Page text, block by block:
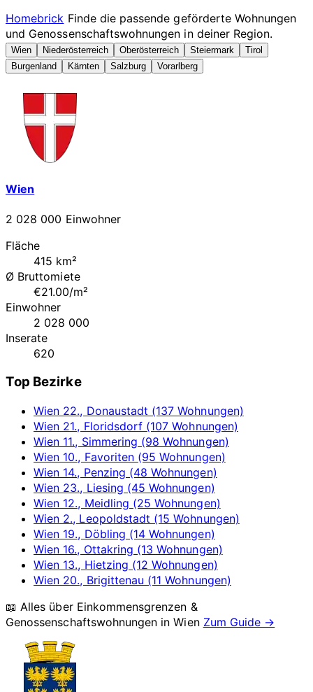
Homebrick Finde die passende geförderte Wohnungen
und Genossenschaftswohnungen in deiner Region.
Wien Niederösterreich Oberösterreich Steiermark
Tirol
Burgenland
Kärnten Salzburg Vorarlberg
Wien
2 028 000 Einwohner
Fläche
415 km²
Ø Bruttomiete
€21.00/m²
Einwohner
2 028 000
Inserate
620
Top Bezirke
Wien 22., Donaustadt (137 Wohnungen)
Wien 21., Floridsdorf (107 Wohnungen)
Wien 11., Simmering (98 Wohnungen)
Wien 10., Favoriten (95 Wohnungen)
Wien 14., Penzing (48 Wohnungen)
Wien 23., Liesing (45 Wohnungen)
Wien 12., Meidling (25 Wohnungen)
Wien 2., Leopoldstadt (15 Wohnungen)
Wien 19., Döbling (14 Wohnungen)
Wien 16., Ottakring (13 Wohnungen)
Wien 13., Hietzing (12 Wohnungen)
Wien 20., Brigittenau (11 Wohnungen)
📖 Alles über Einkommensgrenzen &
Genossenschaftswohnungen inWien Zum Guide →